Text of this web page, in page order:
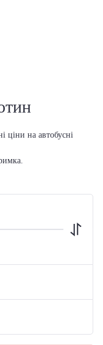
ціни на автобусні